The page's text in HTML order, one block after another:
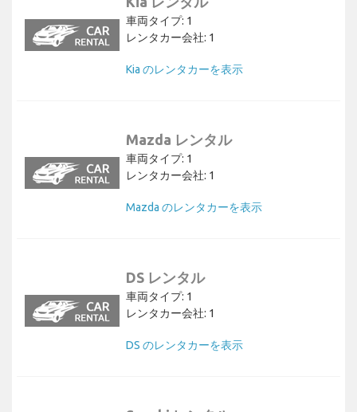
Kia レンタル
車両タイプ: 1
レンタカー会社: 1
Kia のレンタカーを表示
Mazda レンタル
車両タイプ: 1
レンタカー会社: 1
Mazda のレンタカーを表示
DS レンタル
車両タイプ: 1
レンタカー会社: 1
DS のレンタカーを表示